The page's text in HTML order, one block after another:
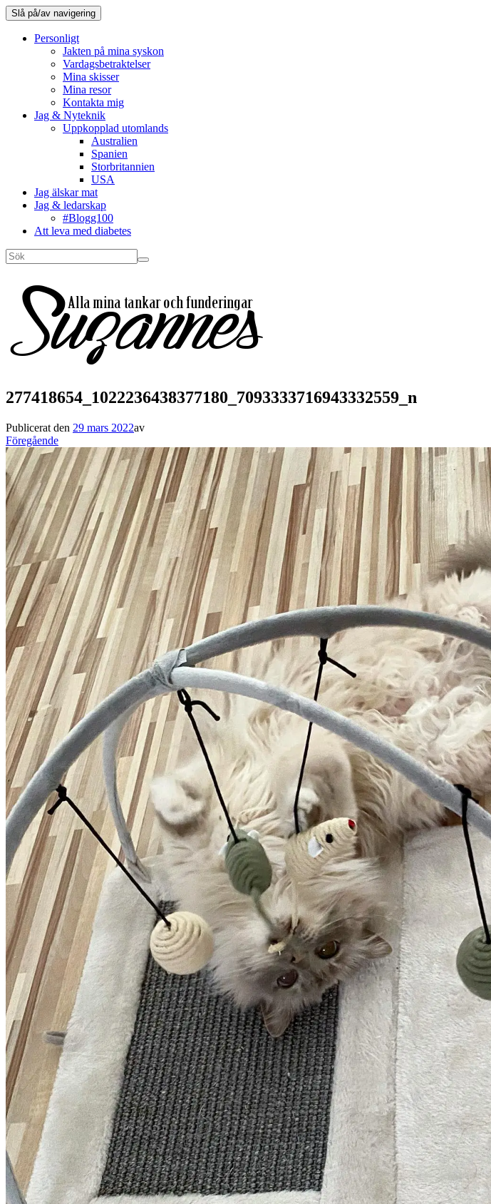
Slå på/av navigering
Personligt
Jakten på mina syskon
Vardagsbetraktelser
Mina skisser
Mina resor
Kontakta mig
Jag & Nyteknik
Uppkopplad utomlands
Australien
Spanien
Storbritannien
USA
Jag älskar mat
Jag & ledarskap
#Blogg100
Att leva med diabetes
277418654_1022236438377180_7093333716943332559_n
Publicerat den 29 mars 2022av
Föregående